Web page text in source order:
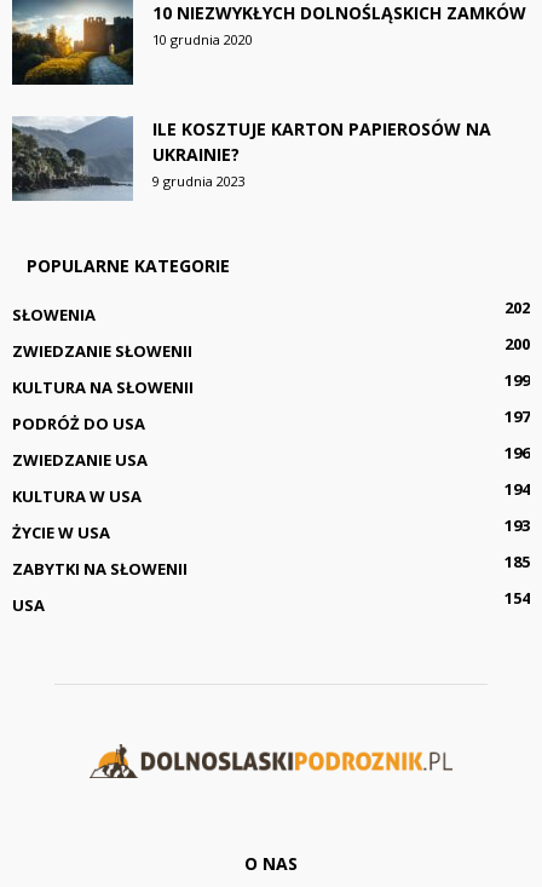
10 NIEZWYKŁYCH DOLNOŚLĄSKICH ZAMKÓW
10 grudnia 2020
ILE KOSZTUJE KARTON PAPIEROSÓW NA
UKRAINIE?
9 grudnia 2023
POPULARNE KATEGORIE
SŁOWENIA
202
ZWIEDZANIE SŁOWENII
200
KULTURA NA SŁOWENII
199
PODRÓŻ DO USA
197
ZWIEDZANIE USA
196
KULTURA W USA
194
ŻYCIE W USA
193
ZABYTKI NA SŁOWENII
185
USA
154
O NAS